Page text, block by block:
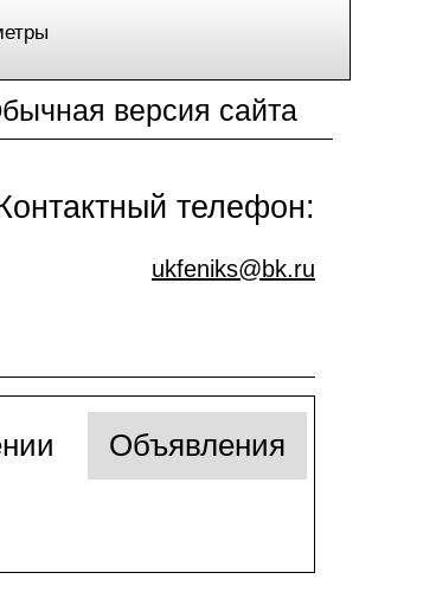
версия сайта
телефон:
ukfeniks@bk.ru
Объявления